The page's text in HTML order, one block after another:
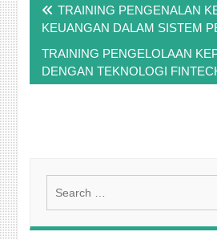
navigation
TRAINING PENGENALAN
KEUANGAN DALAM SISTEM
TRAINING PENGELOLAAN
DENGAN TEKNOLOGI
for: